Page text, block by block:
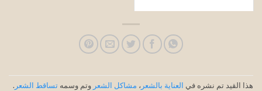
هذا القيد تم نشره في العناية بالشعر ، مشاكل الشعر وتم وسمه تساقط الشعر .